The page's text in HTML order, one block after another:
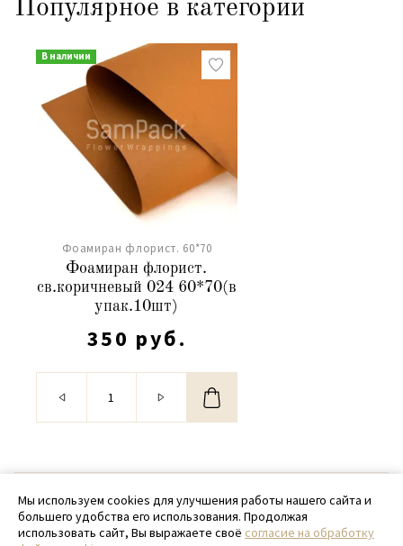
Популярное в категории
В наличии
Фоамиран флорист. 60*70
Фоамиран флорист.
св.коричневый 024 60*70(в
упак.10шт)
350 руб.
© 2020 - 2026 SamPack
+ 7 (918) 699-97-87
Мы используем cookies для улучшения работы нашего сайта и
большего удобства его использования. Продолжая
использовать сайт, Вы выражаете своё согласие на обработку